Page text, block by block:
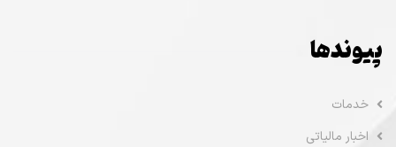
پیوندها
خدمات
اخبار مالیاتی